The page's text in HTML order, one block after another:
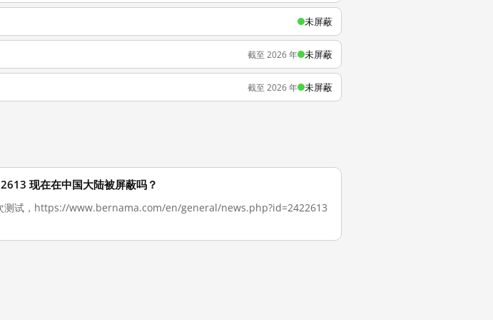
未屏蔽
截至 2026 年 未屏蔽
截至 2026 年 未屏蔽
现在在中国大陆被屏蔽吗？
测试，https://www.bernama.com/en/general/news.php?id=2422613